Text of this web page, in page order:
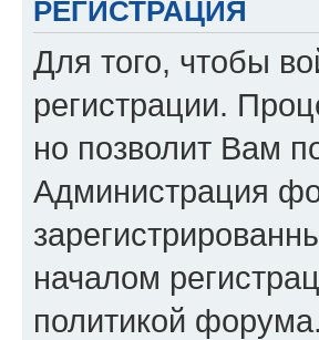
РЕГИСТРАЦИЯ
Для того, чтобы
регистрации.
но позволит Вам
Администрация
началом
политикой